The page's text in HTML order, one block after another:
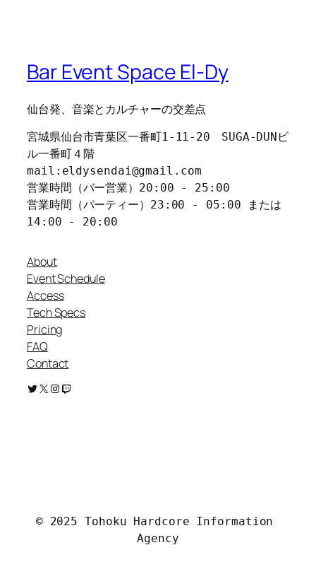
Bar Event Space El-Dy
仙台発、音楽とカルチャーの交差点
宮城県仙台市青葉区一番町1-11-20　SUGA-DUNビ
ル一番町４階
mail:eldysendai@gmail.com
営業時間（バー営業）20:00 - 25:00
営業時間（パーティー）23:00 - 05:00 または
14:00 - 20:00
About
Event Schedule
Access
Tech Specs
Pricing
FAQ
Contact
Twitter
X Instagram
Twitch
© 2025 Tohoku Hardcore Information
Agency